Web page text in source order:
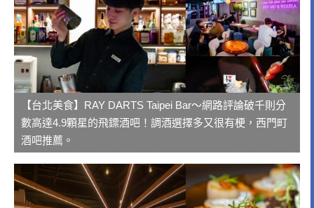
【台北美食】RAY DARTS Taipei Bar～網路評論破千則分
數高達4.9顆星的飛鏢酒吧！調酒選擇多又很有梗，西門町
酒吧推薦。